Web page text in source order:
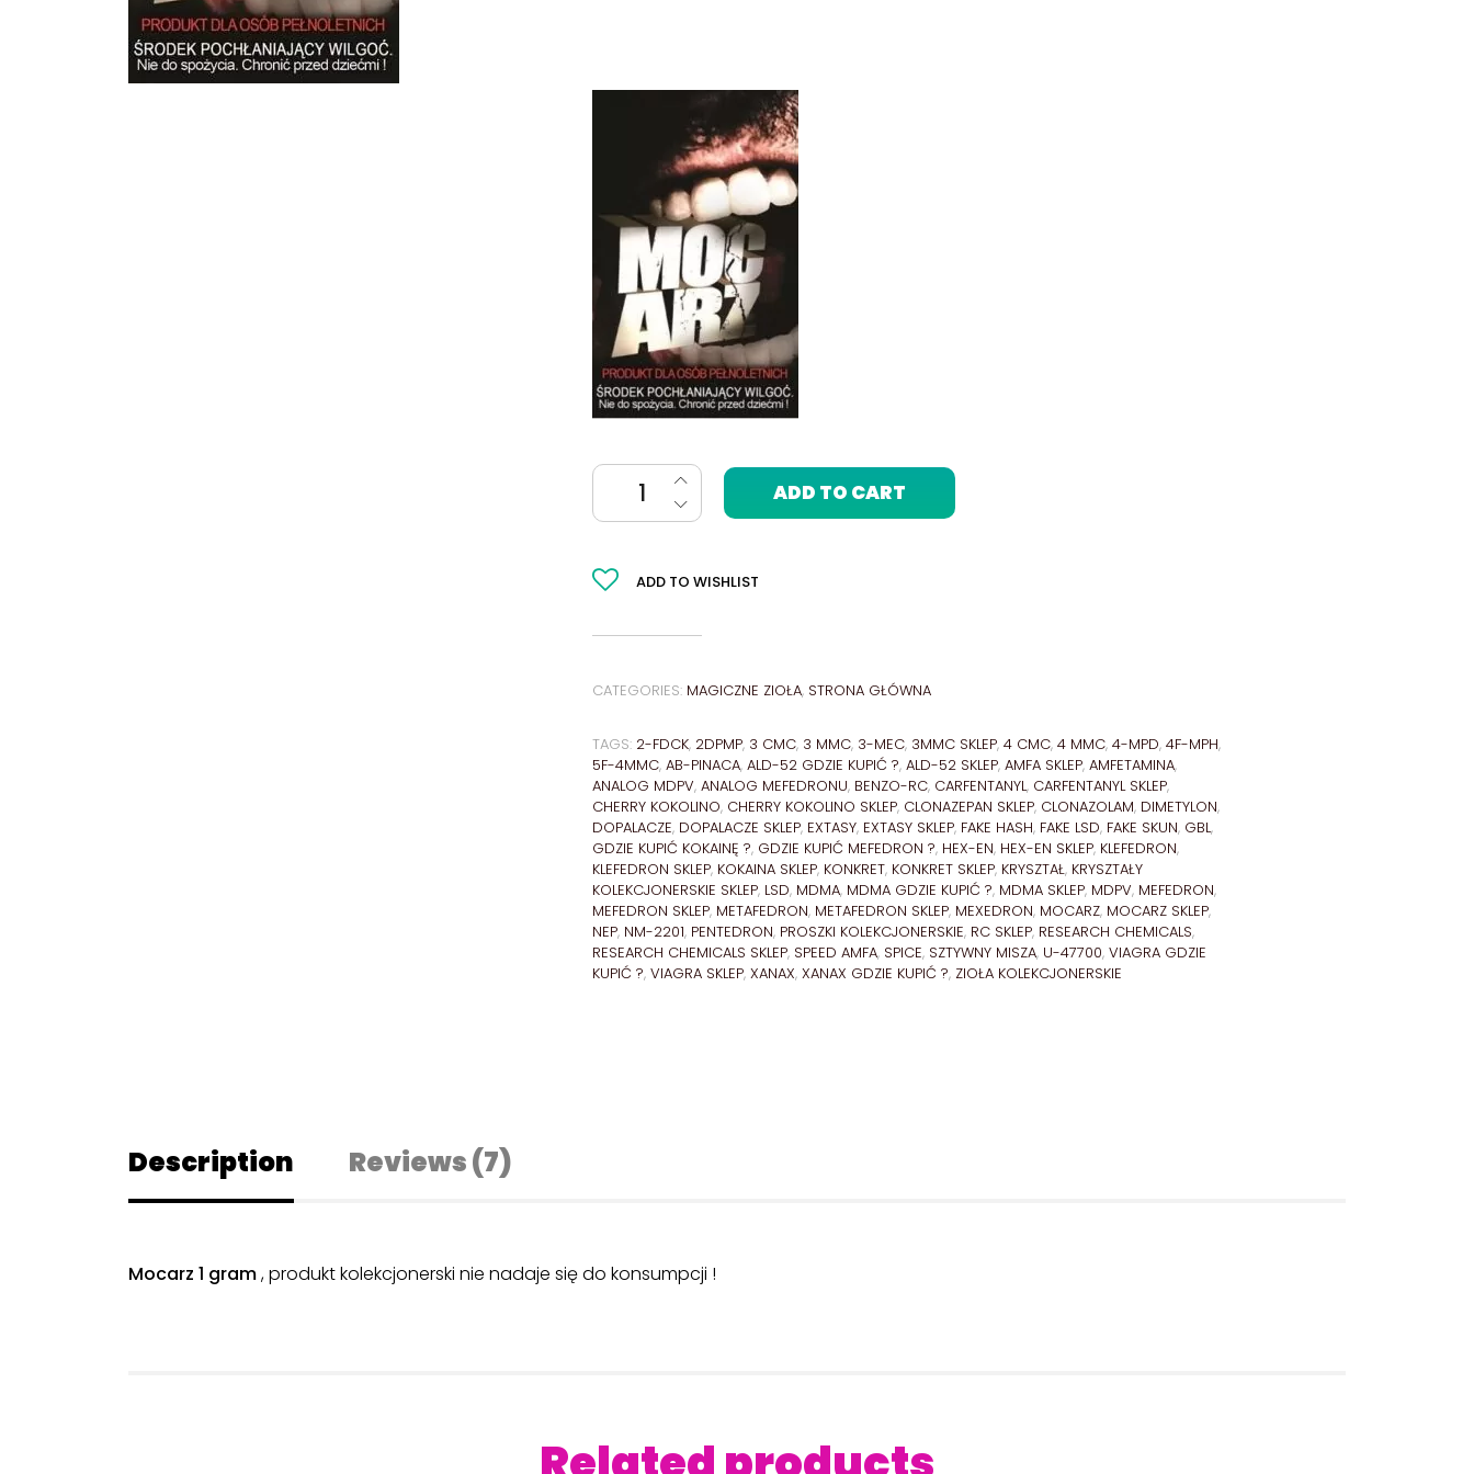
Mocarz 1 gram quantity
ADD TO CART
ADD TO WISHLIST
CATEGORIES: MAGICZNE ZIOŁA, STRONA GŁÓWNA
TAGS: 2-FDCK, 2DPMP, 3 CMC, 3 MMC, 3-MEC, 3MMC SKLEP, 4 CMC, 4 MMC, 4-MPD, 4F-MPH,
5F-4MMC, AB-PINACA, ALD-52 GDZIE KUPIĆ ?, ALD-52 SKLEP, AMFA SKLEP, AMFETAMINA,
ANALOG MDPV, ANALOG MEFEDRONU, BENZO-RC, CARFENTANYL, CARFENTANYL SKLEP,
CHERRY KOKOLINO, CHERRY KOKOLINO SKLEP, CLONAZEPAN SKLEP, CLONAZOLAM, DIMETYLON,
DOPALACZE, DOPALACZE SKLEP, EXTASY, EXTASY SKLEP, FAKE HASH, FAKE LSD, FAKE SKUN, GBL,
GDZIE KUPIĆ KOKAINĘ ?, GDZIE KUPIĆ MEFEDRON ?, HEX-EN, HEX-EN SKLEP, KLEFEDRON,
KLEFEDRON SKLEP, KOKAINA SKLEP, KONKRET, KONKRET SKLEP, KRYSZTAŁ, KRYSZTAŁY
KOLEKCJONERSKIE SKLEP, LSD, MDMA, MDMA GDZIE KUPIĆ ?, MDMA SKLEP, MDPV, MEFEDRON,
MEFEDRON SKLEP, METAFEDRON, METAFEDRON SKLEP, MEXEDRON, MOCARZ, MOCARZ SKLEP,
NEP, NM-2201, PENTEDRON, PROSZKI KOLEKCJONERSKIE, RC SKLEP, RESEARCH CHEMICALS,
RESEARCH CHEMICALS SKLEP, SPEED AMFA, SPICE, SZTYWNY MISZA, U-47700, VIAGRA GDZIE
KUPIĆ ?, VIAGRA SKLEP, XANAX, XANAX GDZIE KUPIĆ ?, ZIOŁA KOLEKCJONERSKIE
Description Reviews (7)
Mocarz 1 gram, produkt kolekcjonerski nie nadaje się do konsumpcji !